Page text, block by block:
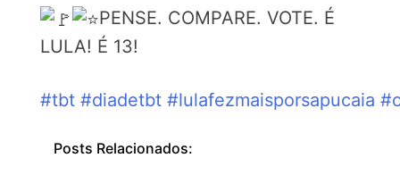
PENSE. COMPARE. VOTE. É
LULA! É 13!
#tbt #diadetbt #lulafezmaisporsapucaia
Posts Relacionados: